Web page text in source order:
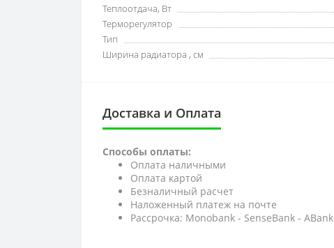
Теплоотдача, Вт
Терморегулятор
Тип
Ширина радиатора , см
Доставка и Оплата
Способы оплаты:
Оплата наличными
Оплата картой
Безналичный расчет
Наложенный платеж на почте
Рассрочка: Monobank - SenseBank - АBank